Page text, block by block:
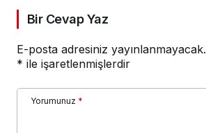
Bir Cevap Yaz
E-posta adresiniz yayınlanmayacak.
* ile işaretlenmişlerdir
Yorumunuz *